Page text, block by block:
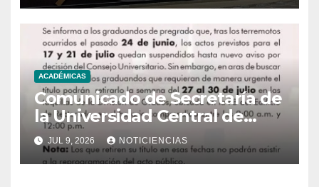
ACADÉMICAS
Comunicado de Secretaría de
la Universidad Central de
Venezuela
JUL 9, 2026 NOTICIENCIAS